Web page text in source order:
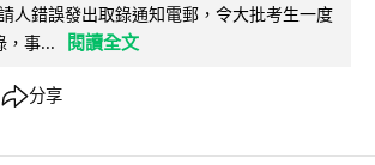
人錯誤發出取錄通知電郵，令大批考生一度
，事...
閱讀全文
分享